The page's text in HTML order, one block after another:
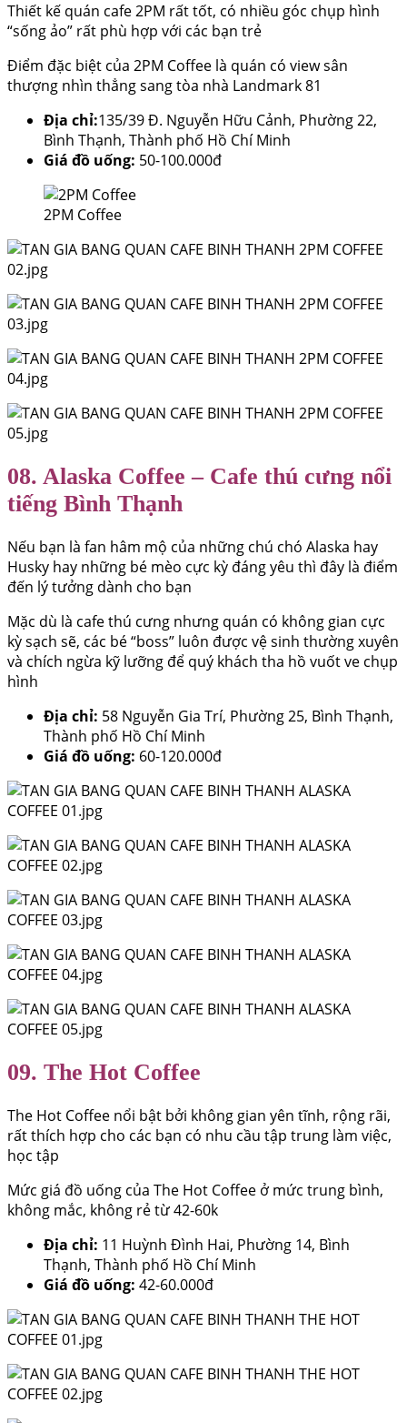
Thiết kế quán cafe 2PM rất tốt, có nhiều góc chụp hình
“sống ảo” rất phù hợp với các bạn trẻ
Điểm đặc biệt của 2PM Coffee là quán có view sân
thượng nhìn thẳng sang tòa nhà Landmark 81
Địa chỉ:135/39 Đ. Nguyễn Hữu Cảnh, Phường 22,
Bình Thạnh, Thành phố Hồ Chí Minh
Giá đồ uống: 50-100.000đ
2PM Coffee
08. Alaska Coffee – Cafe thú cưng nổi
tiếng Bình Thạnh
Nếu bạn là fan hâm mộ của những chú chó Alaska hay
Husky hay những bé mèo cực kỳ đáng yêu thì đây là điểm
đến lý tưởng dành cho bạn
Mặc dù là cafe thú cưng nhưng quán có không gian cực
kỳ sạch sẽ, các bé “boss” luôn được vệ sinh thường xuyên
và chích ngừa kỹ lưỡng để quý khách tha hồ vuốt ve chụp
hình
Địa chỉ: 58 Nguyễn Gia Trí, Phường 25, Bình Thạnh,
Thành phố Hồ Chí Minh
Giá đồ uống: 60-120.000đ
09. The Hot Coffee
The Hot Coffee nổi bật bởi không gian yên tĩnh, rộng rãi,
rất thích hợp cho các bạn có nhu cầu tập trung làm việc,
học tập
Mức giá đồ uống của The Hot Coffee ở mức trung bình,
không mắc, không rẻ từ 42-60k
Địa chỉ: 11 Huỳnh Đình Hai, Phường 14, Bình
Thạnh, Thành phố Hồ Chí Minh
Giá đồ uống: 42-60.000đ